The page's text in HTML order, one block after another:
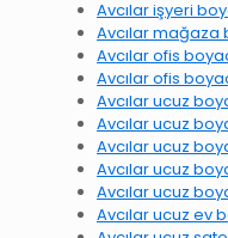
Avcılar işyeri
Avcılar mağaza
Avcılar ofis
Avcılar ofis
Avcılar ucuz
Avcılar ucuz
Avcılar ucuz
Avcılar ucuz
Avcılar ucuz
Avcılar ucuz ev